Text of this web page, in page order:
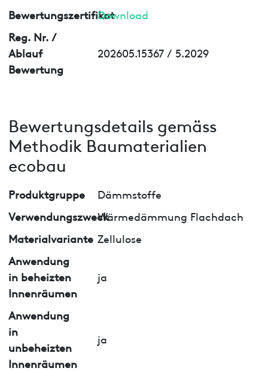
BewertungszertifikatDownload
Reg. Nr. /
Ablauf
Bewertung
202605.15367 / 5.2029
Bewertungsdetails gemäss
Methodik Baumaterialien
ecobau
Produktgruppe
Dämmstoffe
VerwendungszweckWärmedämmung Flachdach
Materialvariante Zellulose
Anwendung
in beheizten
Innenräumen
ja
Anwendung
in
unbeheizten
Innenräumen
ja